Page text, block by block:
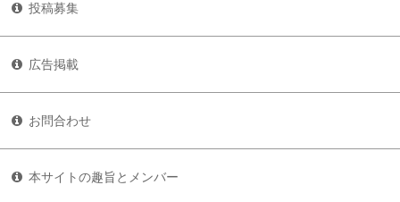
投稿募集
広告掲載
お問合わせ
本サイトの趣旨とメンバー